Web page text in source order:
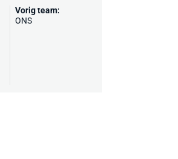
Vorig team:
ONS